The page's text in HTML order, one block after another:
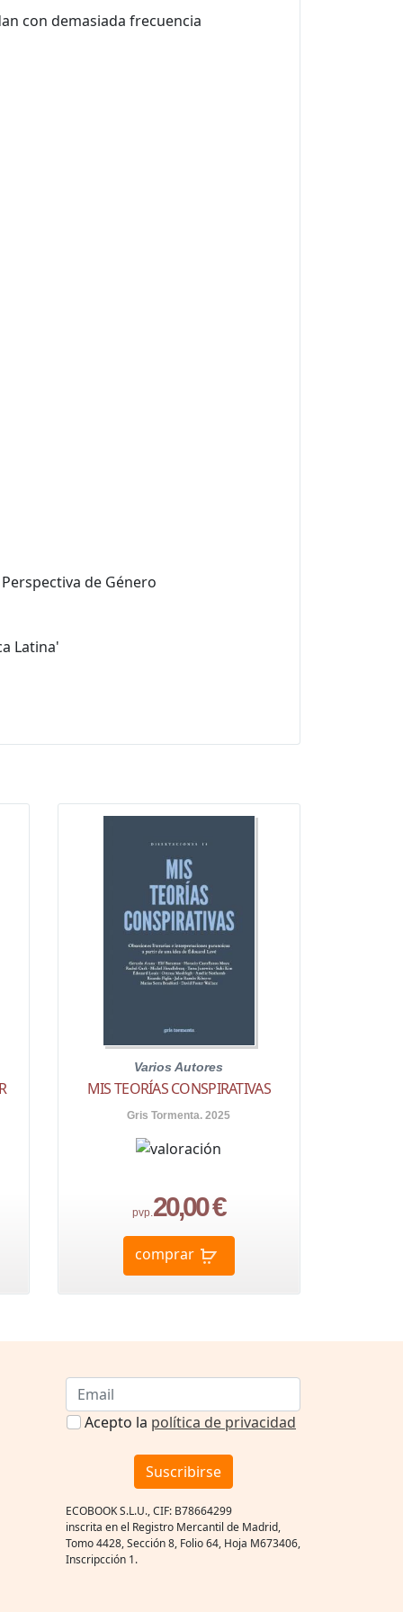
con demasiada frecuencia
de Género
Latina'
Varios Autores
MIS TEORÍAS CONSPIRATIVAS
Gris Tormenta. 2025
pvp.20,00 €
comprar
Acepto la política de privacidad
Suscribirse
ECOBOOK S.L.U., CIF: B78664299
inscrita en el Registro Mercantil de Madrid,
Tomo 4428, Sección 8, Folio 64, Hoja M673406,
Inscripcción 1.